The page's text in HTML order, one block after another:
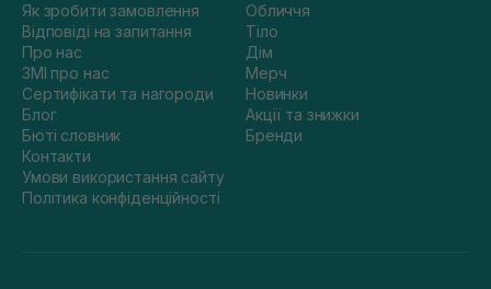
Як зробити замовлення
Відповіді на запитання
Про нас
ЗМІ про нас
Сертифікати та нагороди
Блог
Бюті словник
Контакти
Умови використання сайту
Політика конфіденційності
Обличчя
Тіло
Дім
Мерч
Новинки
Акції та знижки
Бренди